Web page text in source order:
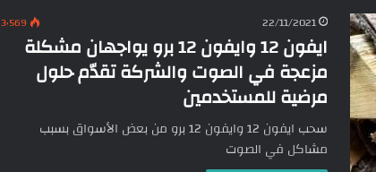
22/11/2021 3٬569
ايفون 12 وايفون 12 برو يواجهان مشكلة
مزعجة في الصوت والشركة تقدّم حلول
مرضية للمستخدمين
سحب ايفون 12 وايفون 12 برو من بعض الأسواق بسبب
مشاكل في الصوت